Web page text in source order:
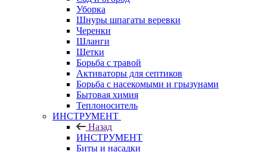
Уборка
Шнуры шпагаты веревки
Черенки
Шланги
Щетки
Борьба с травой
Активаторы для септиков
Борьба с насекомыми и грызунами
Бытовая химия
Теплоноситель
ИНСТРУМЕНТ
Назад
ИНСТРУМЕНТ
Биты и насадки